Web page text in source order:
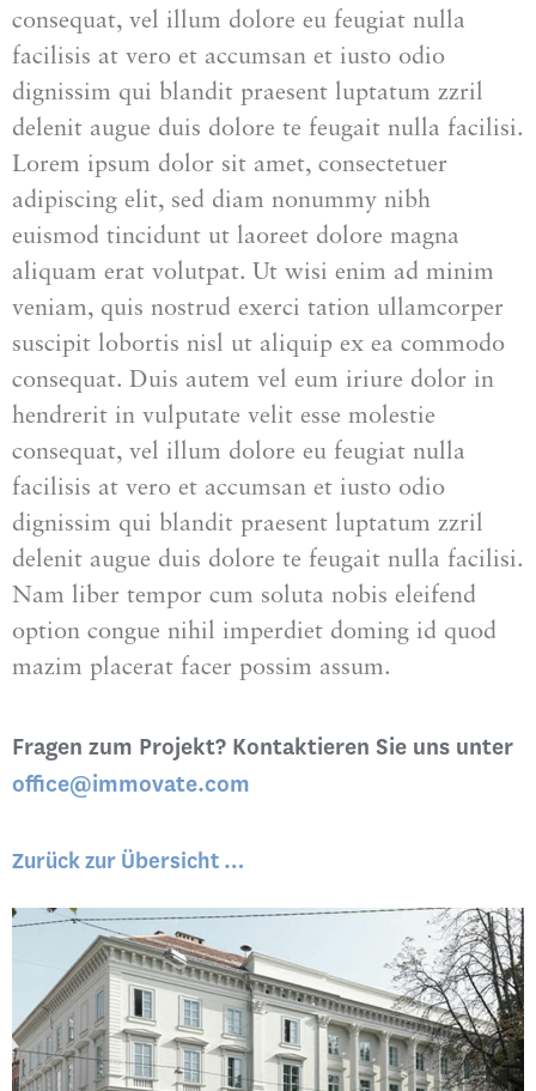
consequat, vel illum dolore eu feugiat nulla
facilisis at vero et accumsan et iusto odio
dignissim qui blandit praesent luptatum zzril
delenit augue duis dolore te feugait nulla facilisi.
Lorem ipsum dolor sit amet, consectetuer
adipiscing elit, sed diam nonummy nibh
euismod tincidunt ut laoreet dolore magna
aliquam erat volutpat. Ut wisi enim ad minim
veniam, quis nostrud exerci tation ullamcorper
suscipit lobortis nisl ut aliquip ex ea commodo
consequat. Duis autem vel eum iriure dolor in
hendrerit in vulputate velit esse molestie
consequat, vel illum dolore eu feugiat nulla
facilisis at vero et accumsan et iusto odio
dignissim qui blandit praesent luptatum zzril
delenit augue duis dolore te feugait nulla facilisi.
Nam liber tempor cum soluta nobis eleifend
option congue nihil imperdiet doming id quod
mazim placerat facer possim assum.
Fragen zum Projekt? Kontaktieren Sie uns unter
office@immovate.com
Zurück zur Übersicht …